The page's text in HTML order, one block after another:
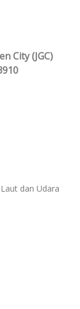
City (JGC)
dan Udara